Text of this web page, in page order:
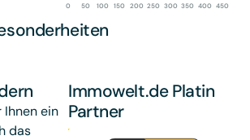
0 50 100 150 200 250 300 350 400 450
Ihnen ein
das
Immowelt.de Platin
Partner